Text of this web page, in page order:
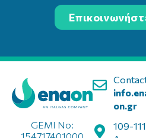
on.gr
109-111
GEMI No: